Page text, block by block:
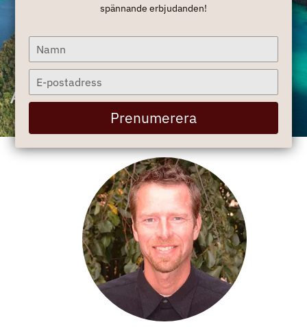
Anders Haglund
spännande erbjudanden!
Type
your
name
Type
your
email
Prenumerera